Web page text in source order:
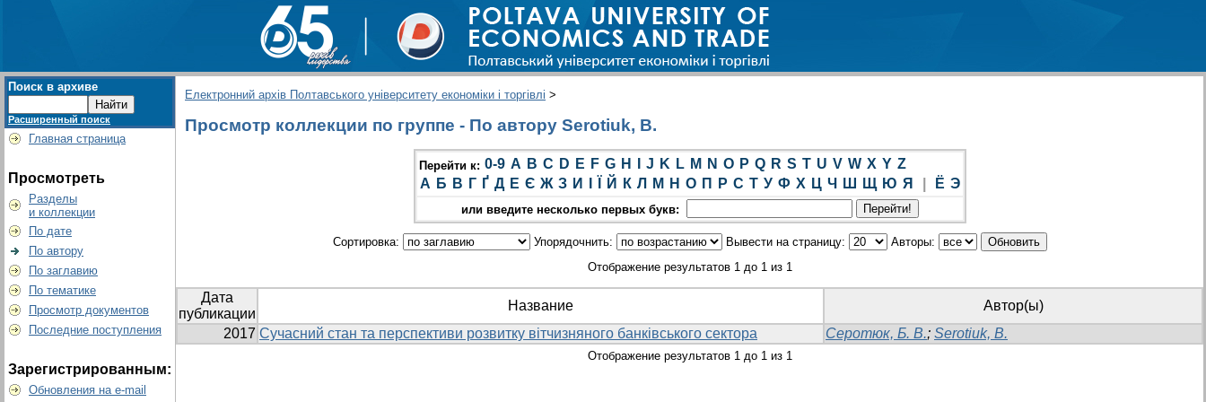
Поиск в архиве
Расширенный поиск
Главная страница
Просмотреть
Разделы
и коллекции
По дате
По автору
По заглавию
По тематике
Просмотр документов
Последние поступления
Зарегистрированным:
Обновления на e-mail
Електронний архів Полтавського університету економіки і торгівлі >
Просмотр коллекции по группе - По автору Serotiuk, B.
Перейти к: 0-9 A B C D E F G H J K L M N O P Q R S T U V W X Y Z
А Б В Г Ґ Д Е Є Ж З И Й К Л М Н О П Р С Т У Ф Х Ц Ч Ш Щ Ю Я Ё Э
или введите несколько первых букв:
Сортировка: Упорядочнить: Вывести на страницу:
Авторы:
Отображение результатов 1 до 1 из 1
Дата
публикации
Название
Автор(ы)
2017 Сучасний стан та перспективи розвитку вітчизняного банківського сектора Серотюк, Б. В.; Serotiuk, B.
Отображение результатов 1 до 1 из 1